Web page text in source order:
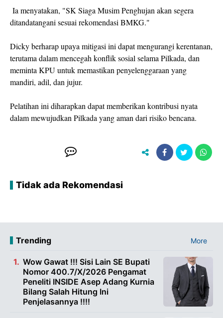
Ia menyatakan, "SK Siaga Musim Penghujan akan segera
ditandatangani sesuai rekomendasi BMKG."
Dicky berharap upaya mitigasi ini dapat mengurangi kerentanan,
terutama dalam mencegah konflik sosial selama Pilkada, dan
meminta KPU untuk memastikan penyelenggaraan yang
mandiri, adil, dan jujur.
Pelatihan ini diharapkan dapat memberikan kontribusi nyata
dalam mewujudkan Pilkada yang aman dari risiko bencana.
Tidak ada Rekomendasi
Trending More
Wow Gawat !!! Sisi Lain SE Bupati
Nomor 400.7/X/2026 Pengamat
Peneliti INSIDE Asep Adang Kurnia
Bilang Salah Hitung Ini
Penjelasannya !!!!